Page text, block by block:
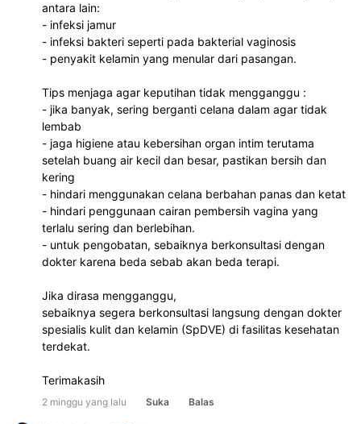
antara lain:
- infeksi jamur
- infeksi bakteri seperti pada bakterial vaginosis
- penyakit kelamin yang menular dari pasangan.
Tips menjaga agar keputihan tidak mengganggu :
- jika banyak, sering berganti celana dalam agar tidak
lembab
- jaga higiene atau kebersihan organ intim terutama
setelah buang air kecil dan besar, pastikan bersih dan
kering
- hindari menggunakan celana berbahan panas dan ketat
- hindari penggunaan cairan pembersih vagina yang
terlalu sering dan berlebihan.
- untuk pengobatan, sebaiknya berkonsultasi dengan
dokter karena beda sebab akan beda terapi.
Jika dirasa mengganggu,
sebaiknya segera berkonsultasi langsung dengan dokter
spesialis kulit dan kelamin (SpDVE) di fasilitas kesehatan
terdekat.
Terimakasih
2 minggu yang lalu Suka Balas